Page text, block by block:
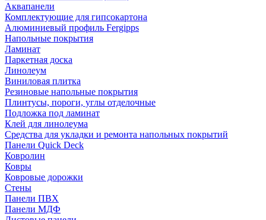
Аквапанели
Комплектующие для гипсокартона
Алюминиевый профиль Fergipps
Напольные покрытия
Ламинат
Паркетная доска
Линолеум
Виниловая плитка
Резиновые напольные покрытия
Плинтусы, пороги, углы отделочные
Подложка под ламинат
Клей для линолеума
Средства для укладки и ремонта напольных покрытий
Панели Quick Deck
Ковролин
Ковры
Ковровые дорожки
Стены
Панели ПВХ
Панели МДФ